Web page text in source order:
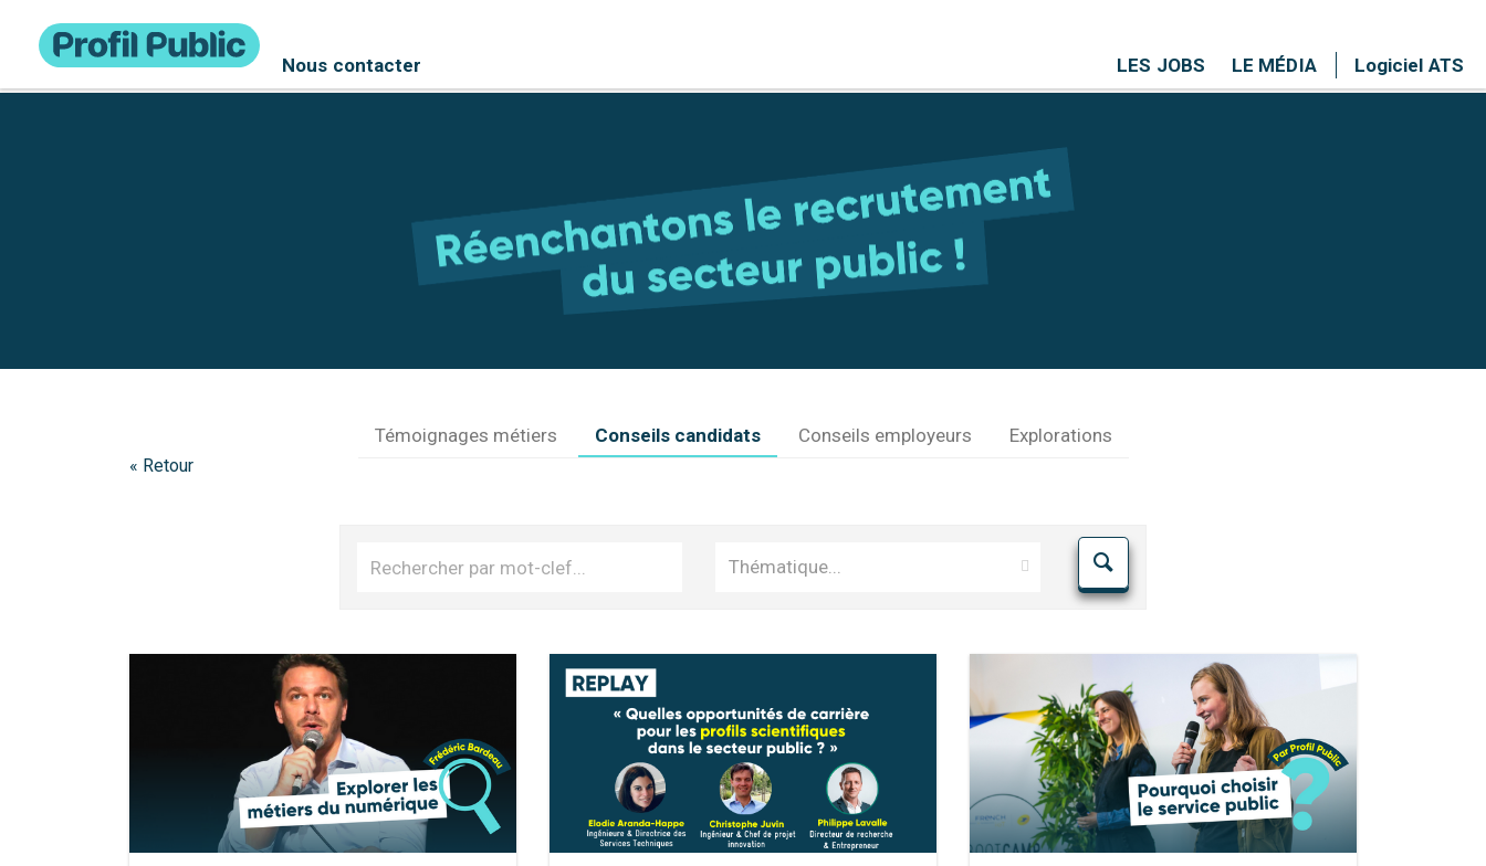
Nous contacter LES JOBS LE MÉDIA Logiciel ATS
« Retour
Témoignages métiers Conseils candidats Conseils employeurs Explorations